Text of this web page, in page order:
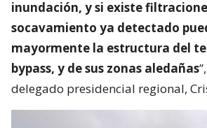
inundación, y si existe
socavamiento ya detectado
mayormente la estructura del
bypass, y de sus zonas aledañas
delegado presidencial regional,